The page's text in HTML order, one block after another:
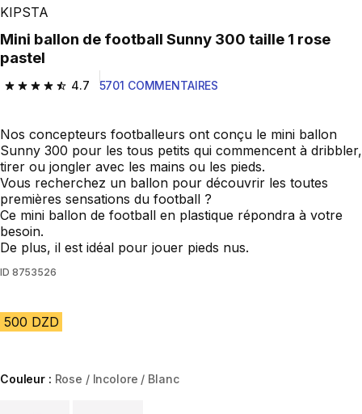
KIPSTA
Mini ballon de football Sunny 300 taille 1 rose
pastel
4.7
4.7 out of 5 stars from 5701 reviews
5701 COMMENTAIRES
Nos concepteurs footballeurs ont conçu le mini ballon
Sunny 300 pour les tous petits qui commencent à dribbler,
tirer ou jongler avec les mains ou les pieds.
Vous recherchez un ballon pour découvrir les toutes
premières sensations du football ?
Ce mini ballon de football en plastique répondra à votre
besoin.
De plus, il est idéal pour jouer pieds nus.
ID 8753526
500 DZD
Couleur : Rose / Incolore / Blanc